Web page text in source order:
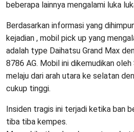
beberapa lainnya mengalami luka
Berdasarkan informasi yang
kejadian , mobil pick up yang
adalah type Daihatsu Grand Max
8786 AG. Mobil ini dikemudikan
melaju dari arah utara ke selatan
cukup tinggi.
Insiden tragis ini terjadi ketika ban
tiba tiba kempes.